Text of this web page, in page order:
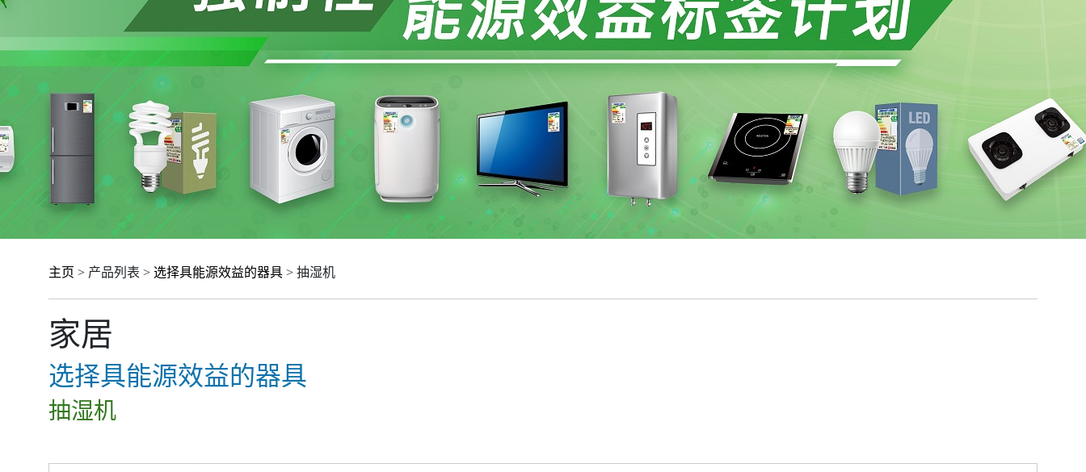
主页 > 产品列表 > 选择具能源效益的器具 > 抽湿机
家居
选择具能源效益的器具
抽湿机